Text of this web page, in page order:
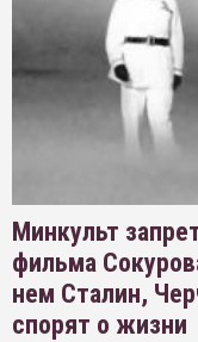
Минкульт
фильма
нем Сталин,
спорят о жизни